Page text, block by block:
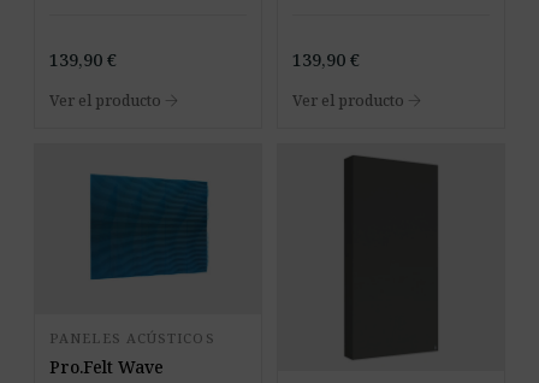
139,90 €
Ver el producto arrow_forward
139,90 €
Ver el producto arrow_forward
PANELES ACÚSTICOS
Pro.Felt Wave